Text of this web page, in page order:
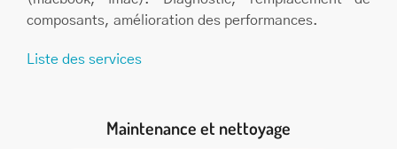
composants, amélioration des performances.
Liste des services
Maintenance et nettoyage